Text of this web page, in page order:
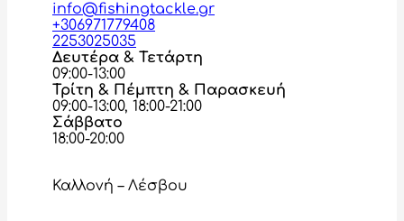
info@fishingtackle.gr
+306971779408
2253025035
Δευτέρα & Τετάρτη
09:00-13:00
Τρίτη & Πέμπτη & Παρασκευή
09:00-13:00, 18:00-21:00
Σάββατο
18:00-20:00
Καλλονή – Λέσβου